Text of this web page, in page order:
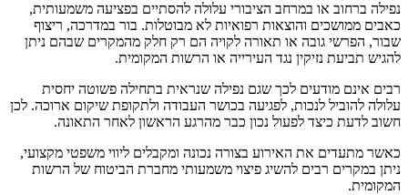
נפילה ברחוב או במרחב הציבורי עלולה להסתיים בפציעה משמעותית,
כאבים ממושכים והוצאות רפואיות לא מבוטלות. בור במדרכה, ריצוף
שבור, הפרשי גובה או תאורה לקויה הם רק חלק מהמקרים שבהם ניתן
להגיש תביעת נזיקין נגד העירייה או הרשות המקומית.
רבים אינם מודעים לכך שגם נפילה שנראית בתחילה פשוטה יחסית
עלולה להוביל לנכות, לפגיעה בכושר העבודה ולתקופת שיקום ארוכה. לכן
חשוב לדעת כיצד לפעול נכון כבר מהרגע הראשון לאחר התאונה.
כאשר מתעדים את האירוע בצורה נכונה ומקבלים ליווי משפטי מקצועי,
ניתן במקרים רבים להשיג פיצוי משמעותי מחברת הביטוח של הרשות
המקומית.